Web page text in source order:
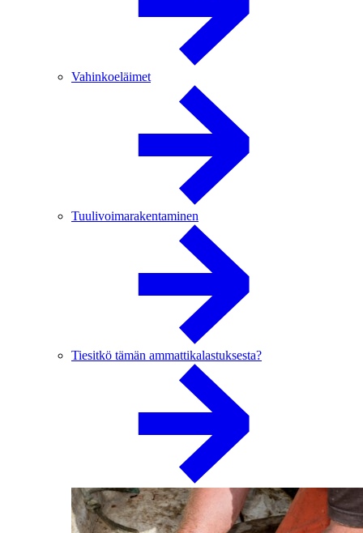
Vahinkoeläimet
Tuulivoimarakentaminen
Tiesitkö tämän ammattikalastuksesta?